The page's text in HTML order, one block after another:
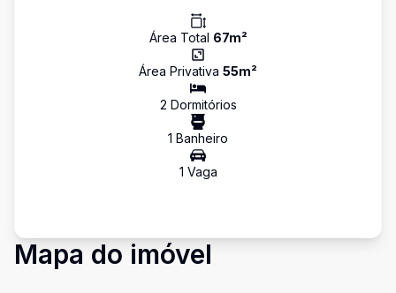
Área Total 67m²
Área Privativa 55m²
2 Dormitórios
1 Banheiro
1 Vaga
Mapa do imóvel